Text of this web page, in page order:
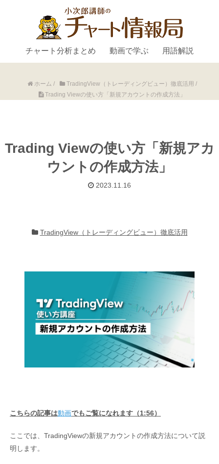
チャート分析まとめ 動画で学ぶ 用語解説
ホーム / TradingView（トレーディングビュー）徹底活用 /
Trading Viewの使い方「新規アカウントの作成方法」
Trading Viewの使い方「新規アカ
ウントの作成方法」
2023.11.16
TradingView（トレーディングビュー）徹底活用
こちらの記事は動画でもご覧になれます（1:56）
ここでは、TradingViewの新規アカウントの作成方法について説
明します。